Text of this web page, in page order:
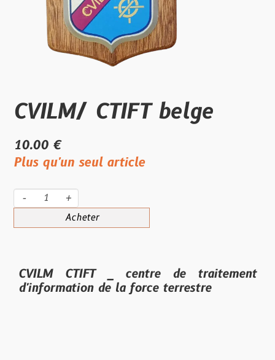
CVILM/ CTIFT belge
10.00 €
Plus qu'un seul article
- +
Acheter
CVILM CTIFT _ centre de traitement
d'information de la force terrestre